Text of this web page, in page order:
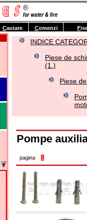
INDICE
Piese de
(1.)
Piese
Pompe
pagina 1
Cautare Comenzi F